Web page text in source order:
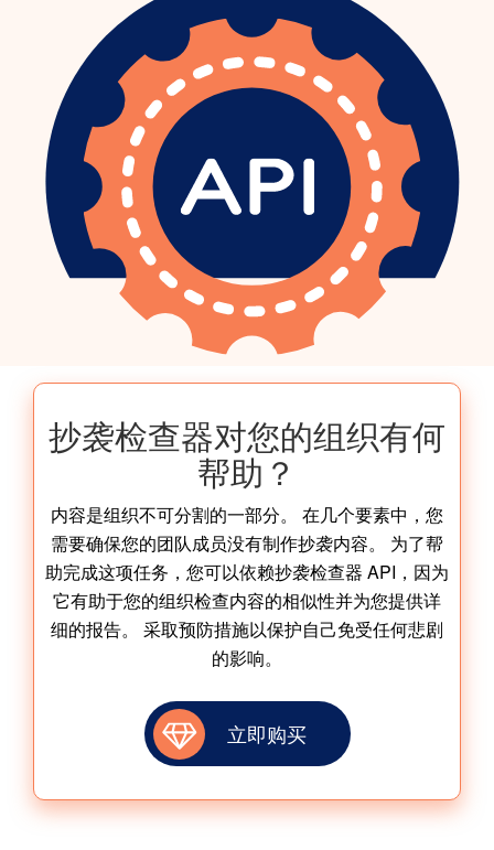
抄袭检查器对您的组织有何
帮助？
内容是组织不可分割的一部分。 在几个要素中，您
需要确保您的团队成员没有制作抄袭内容。 为了帮
助完成这项任务，您可以依赖抄袭检查器 API，因为
它有助于您的组织检查内容的相似性并为您提供详
细的报告。 采取预防措施以保护自己免受任何悲剧
的影响。
立即购买